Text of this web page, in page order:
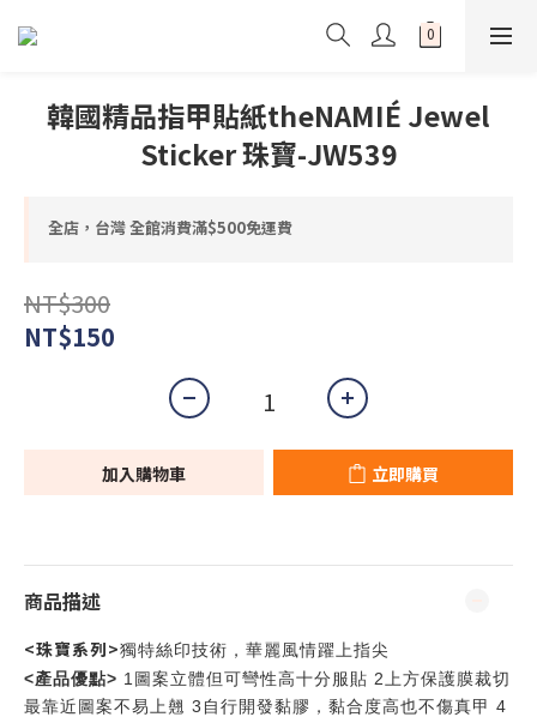
韓國精品指甲貼紙theNAMIÉ Jewel
Sticker 珠寶-JW539
全店，台灣 全館消費滿$500免運費
NT$300
NT$150
加入購物車 立即購買
商品描述
<珠寶系列>獨特絲印技術 ，華麗風情躍上指尖
<產品優點> 1 圖案立體但可彎性高十分服貼 2上方保護膜裁切
最靠近圖案不易上翹 3 自行開發黏膠，黏合度高也不傷真甲 4